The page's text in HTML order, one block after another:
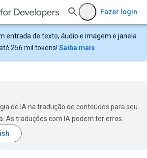
Fazer login
entrada de texto, áudio e imagem e janela
256 mil tokens! Saiba mais
de IA na tradução de conteúdos para seu
As traduções com IA podem ter erros.